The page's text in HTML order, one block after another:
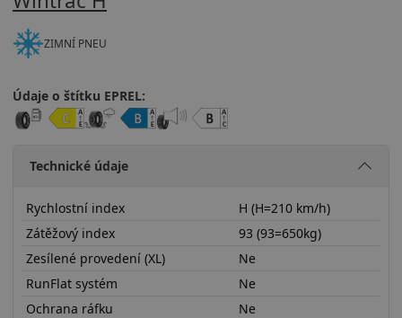
ZIMNÍ PNEU
Údaje o štítku EPREL:
Technické údaje
Rychlostní index
H (H=210 km/h)
Zátěžový index
93 (93=650kg)
Zesílené provedení (XL)
Ne
RunFlat systém
Ne
Ochrana ráfku
Ne